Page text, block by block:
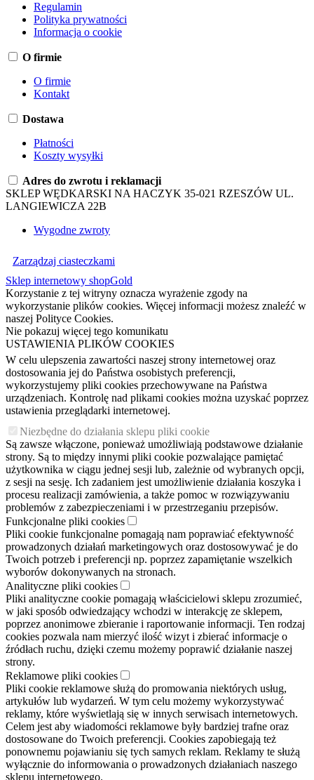
Regulamin
Polityka prywatności
Informacja o cookie
O firmie
O firmie
Kontakt
Dostawa
Płatności
Koszty wysyłki
Adres do zwrotu i reklamacji
SKLEP WĘDKARSKI NA HACZYK 35-021 RZESZÓW UL.
LANGIEWICZA 22B
Wygodne zwroty
Zarządzaj ciasteczkami
Sklep internetowy shopGold
Korzystanie z tej witryny oznacza wyrażenie zgody na
wykorzystanie plików cookies. Więcej informacji możesz znaleźć w
naszej Polityce Cookies.
Nie pokazuj więcej tego komunikatu
USTAWIENIA PLIKÓW COOKIES
W celu ulepszenia zawartości naszej strony internetowej oraz
dostosowania jej do Państwa osobistych preferencji,
wykorzystujemy pliki cookies przechowywane na Państwa
urządzeniach. Kontrolę nad plikami cookies można uzyskać poprzez
ustawienia przeglądarki internetowej.
Niezbędne do działania sklepu pliki cookie
Są zawsze włączone, ponieważ umożliwiają podstawowe działanie
strony. Są to między innymi pliki cookie pozwalające pamiętać
użytkownika w ciągu jednej sesji lub, zależnie od wybranych opcji,
z sesji na sesję. Ich zadaniem jest umożliwienie działania koszyka i
procesu realizacji zamówienia, a także pomoc w rozwiązywaniu
problemów z zabezpieczeniami i w przestrzeganiu przepisów.
Funkcjonalne pliki cookies
Pliki cookie funkcjonalne pomagają nam poprawiać efektywność
prowadzonych działań marketingowych oraz dostosowywać je do
Twoich potrzeb i preferencji np. poprzez zapamiętanie wszelkich
wyborów dokonywanych na stronach.
Analityczne pliki cookies
Pliki analityczne cookie pomagają właścicielowi sklepu zrozumieć,
w jaki sposób odwiedzający wchodzi w interakcję ze sklepem,
poprzez anonimowe zbieranie i raportowanie informacji. Ten rodzaj
cookies pozwala nam mierzyć ilość wizyt i zbierać informacje o
źródłach ruchu, dzięki czemu możemy poprawić działanie naszej
strony.
Reklamowe pliki cookies
Pliki cookie reklamowe służą do promowania niektórych usług,
artykułów lub wydarzeń. W tym celu możemy wykorzystywać
reklamy, które wyświetlają się w innych serwisach internetowych.
Celem jest aby wiadomości reklamowe były bardziej trafne oraz
dostosowane do Twoich preferencji. Cookies zapobiegają też
ponownemu pojawianiu się tych samych reklam. Reklamy te służą
wyłącznie do informowania o prowadzonych działaniach naszego
sklepu internetowego.